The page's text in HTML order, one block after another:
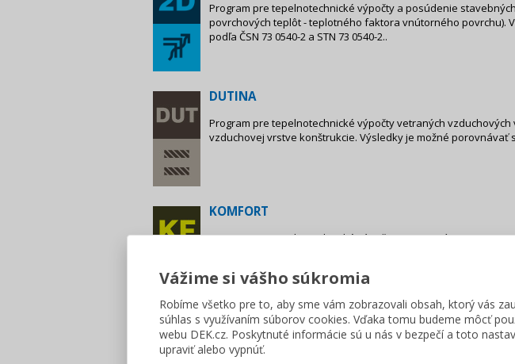
Vážime si vášho súkromia
Robíme všetko pre to, aby sme vám zobrazovali obsah, ktorý vás
súhlas s využívaním súborov cookies. Vďaka tomu budeme môcť
webu DEK.cz. Poskytnuté informácie sú u nás v bezpečí a toto
upraviť alebo vypnúť.
Program pre tepelnotechnické výpočty a posúdenie
povrchových teplôt - teplotného faktora vnútorného povrchu).
podľa ČSN 73 0540-2 a STN 73 0540-2..
DUTINA
Program pre tepelnotechnické výpočty vetraných
vzduchovej vrstve konštrukcie. Výsledky je možné porovnávať
KOMFORT
Program pre tepelnotechnické výpočty miestností. Program
AKUSTIKA
Program pre výpočty nepriezvučnosti konštrukcií. Program